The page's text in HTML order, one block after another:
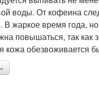
воды. От кофеина
В жаркое время года,
повышаться, так как
кожа обезвоживается